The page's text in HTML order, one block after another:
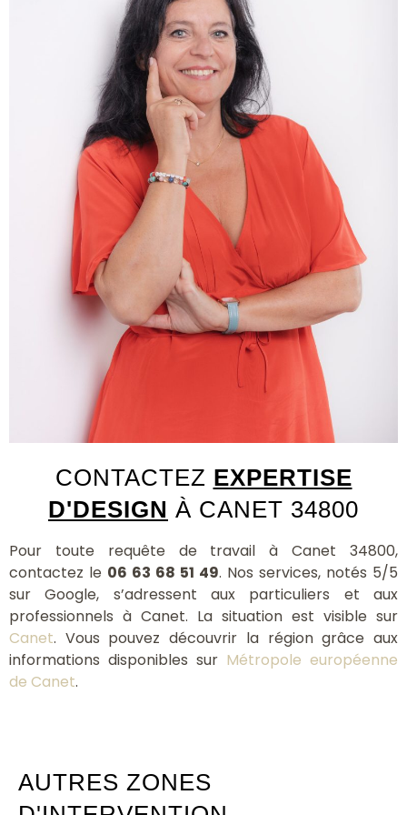
CONTACTEZ EXPERTISE
D'DESIGN À CANET 34800
Pour toute requête de travail à Canet 34800,
contactez le 06 63 68 51 49. Nos services, notés 5/5
sur Google, s’adressent aux particuliers et aux
professionnels à Canet. La situation est visible sur
Canet. Vous pouvez découvrir la région grâce aux
informations disponibles sur Métropole européenne
de Canet.
AUTRES ZONES